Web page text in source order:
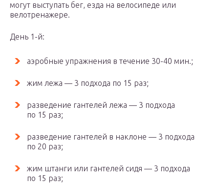
могут выступать бег, езда на велосипеде или
велотренажере.
День 1-й:
аэробные упражнения в течение 30-40 мин.;
жим лежа — 3 подхода по 15 раз;
разведение гантелей лежа — 3 подхода
по 15 раз;
разведение гантелей в наклоне — 3 подхода
по 20 раз;
жим штанги или гантелей сидя — 3 подхода
по 15 раз;